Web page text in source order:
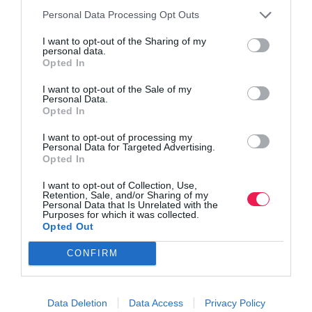
Personal Data Processing Opt Outs
I want to opt-out of the Sharing of my
personal data.
Opted In
I want to opt-out of the Sale of my
Personal Data.
Opted In
I want to opt-out of processing my
Personal Data for Targeted Advertising.
Opted In
I want to opt-out of Collection, Use,
Retention, Sale, and/or Sharing of my
Personal Data that Is Unrelated with the
Purposes for which it was collected.
Opted Out
CONFIRM
Data Deletion Data Access Privacy Policy
Βρες το RUNNER!